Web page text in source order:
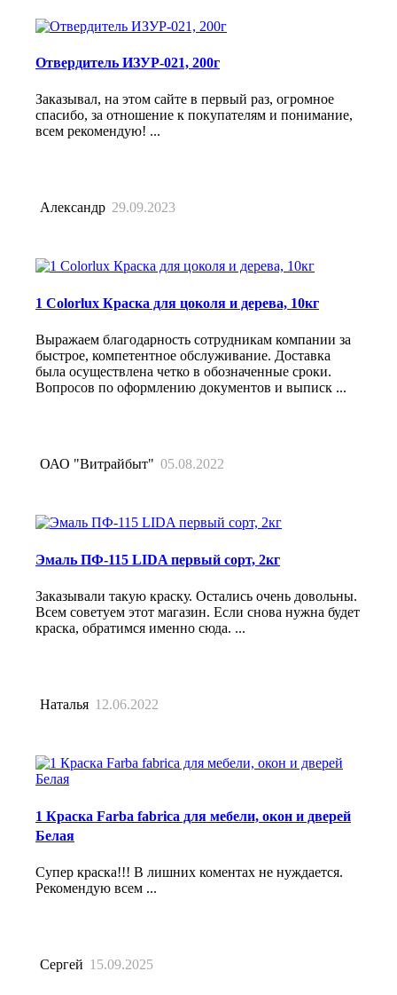
Отвердитель ИЗУР-021, 200г
Заказывал, на этом сайте в первый раз, огромное
спасибо, за отношение к покупателям и понимание,
всем рекомендую! ...
Александр 29.09.2023
1 Colorlux Краска для цоколя и дерева, 10кг
Выражаем благодарность сотрудникам компании за
быстрое, компетентное обслуживание. Доставка
была осуществлена четко в обозначенные сроки.
Вопросов по оформлению документов и выписк ...
ОАО "Витрайбыт" 05.08.2022
Эмаль ПФ-115 LIDA первый сорт, 2кг
Заказывали такую краску. Остались очень довольны.
Всем советуем этот магазин. Если снова нужна будет
краска, обратимся именно сюда. ...
Наталья 12.06.2022
1 Краска Farba fabrica для мебели, окон и дверей
Белая
Супер краска!!! В лишних коментах не нуждается.
Рекомендую всем ...
Сергей 15.09.2025